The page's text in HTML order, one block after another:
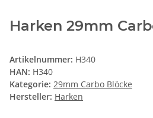
Harken 29mm
Artikelnummer: H340
HAN: H340
Kategorie: 29mm Carbo Blöcke
Hersteller: Harken